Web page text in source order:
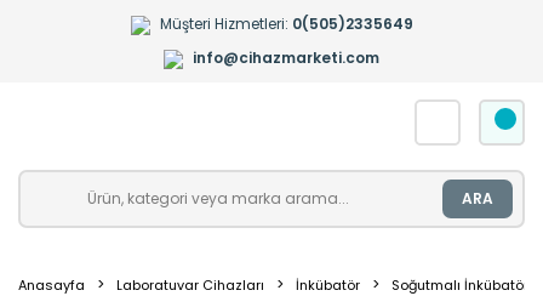
Müşteri Hizmetleri: 0(505)2335649
info@cihazmarketi.com
ARA
Anasayfa Laboratuvar Cihazları İnkübatör Soğutmalı İnkübatör